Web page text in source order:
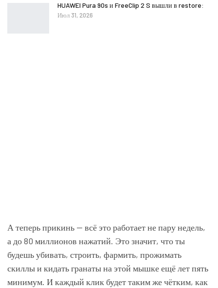
HUAWEI Pura 90s и FreeClip 2 S вышли в restore:
Июл 31, 2026
А теперь прикинь — всё это работает не пару недель,
а до 80 миллионов нажатий. Это значит, что ты
будешь убивать, строить, фармить, прожимать
скиллы и кидать гранаты на этой мышке ещё лет пять
минимум. И каждый клик будет таким же чётким, как